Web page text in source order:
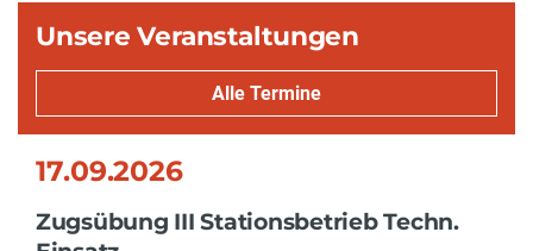
Unsere Veranstaltungen
Alle Termine
17.09.2026
Zugsübung III Stationsbetrieb Techn.